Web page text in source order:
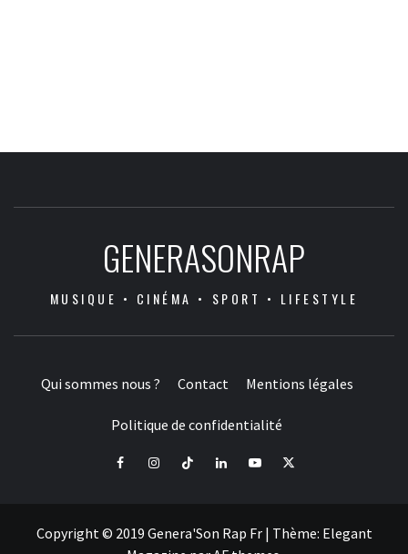
GENERASONRAP
MUSIQUE • CINÉMA • SPORT • LIFESTYLE
Qui sommes nous ? Contact Mentions légales
Politique de confidentialité
FacebookInstagramTiktok LinkedInYoutube
X
Copyright © 2019 Genera'Son Rap Fr | Thème: Elegant